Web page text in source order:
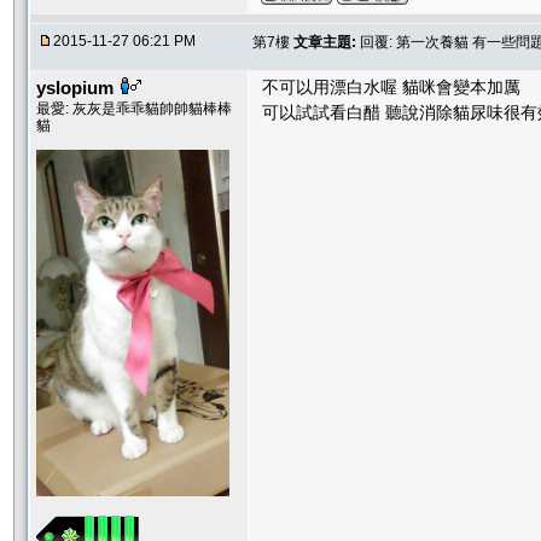
2015-11-27 06:21 PM 第7樓 文章主題: 回覆: 第一次養貓 有一些問
yslopium
最愛: 灰灰是乖乖貓帥帥貓棒棒
貓
不可以用漂白水喔 貓咪會變本加厲
可以試試看白醋 聽說消除貓尿味很有